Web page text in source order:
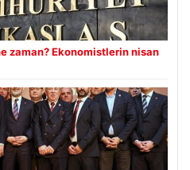
zaman? Ekonomistlerin nisan